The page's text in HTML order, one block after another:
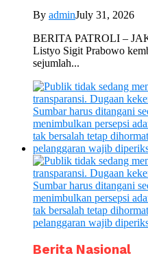
By adminJuly 31, 2026
BERITA PATROLI –
Listyo Sigit Prabowo
sejumlah...
Berita Nasional